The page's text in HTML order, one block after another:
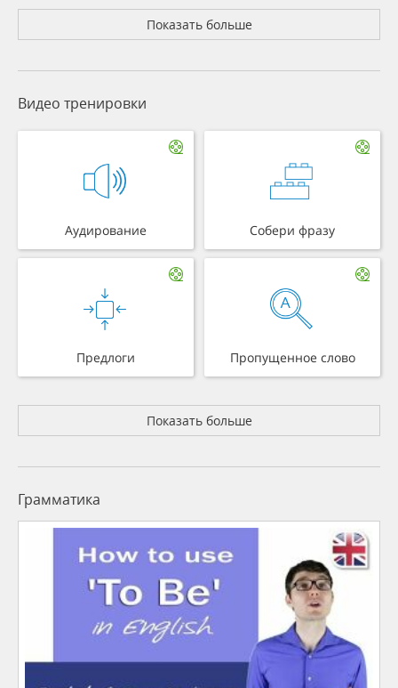
Показать больше
Видео тренировки
Аудирование Собери фразу
Предлоги Пропущенное слово
Показать больше
Грамматика